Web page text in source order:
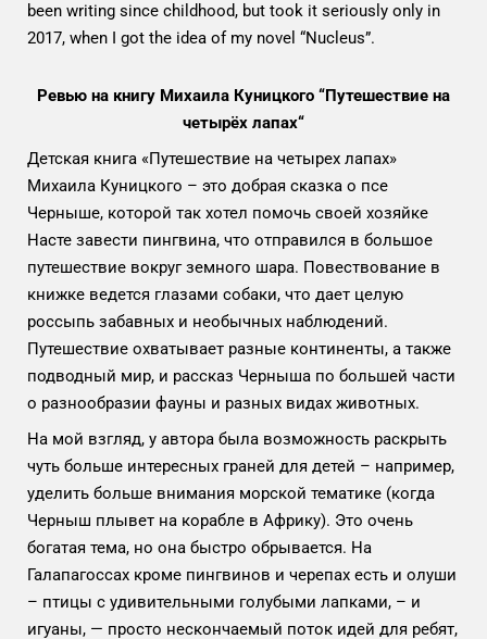
been writing since childhood, but took it seriously only in
2017, when I got the idea of my novel “Nucleus”.
Ревью на книгу Михаила Куницкого “Путешествие на
четырёх лапах“
Детская книга «Путешествие на четырех лапах»
Михаила Куницкого – это добрая сказка о псе
Черныше, которой так хотел помочь своей хозяйке
Насте завести пингвина, что отправился в большое
путешествие вокруг земного шара. Повествование в
книжке ведется глазами собаки, что дает целую
россыпь забавных и необычных наблюдений.
Путешествие охватывает разные континенты, а также
подводный мир, и рассказ Черныша по большей части
о разнообразии фауны и разных видах животных.
На мой взгляд, у автора была возможность раскрыть
чуть больше интересных граней для детей – например,
уделить больше внимания морской тематике (когда
Черныш плывет на корабле в Африку). Это очень
богатая тема, но она быстро обрывается. На
Галапагоссах кроме пингвинов и черепах есть и олуши
– птицы с удивительными голубыми лапками, – и
игуаны, — просто нескончаемый поток идей для ребят,